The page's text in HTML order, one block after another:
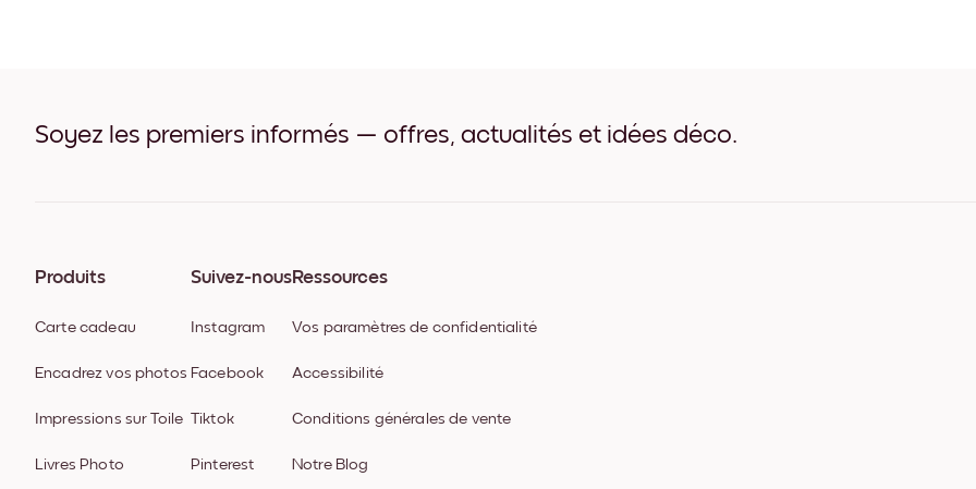
Soyez les premiers informés — offres, actualités et idées déco.
Produits
Carte cadeau
Encadrez vos photos
Impressions sur Toile
Livres Photo
Suivez-nous
Instagram
Facebook
Tiktok
Pinterest
Ressources
Vos paramètres de confidentialité
Accessibilité
Conditions générales de vente
Notre Blog